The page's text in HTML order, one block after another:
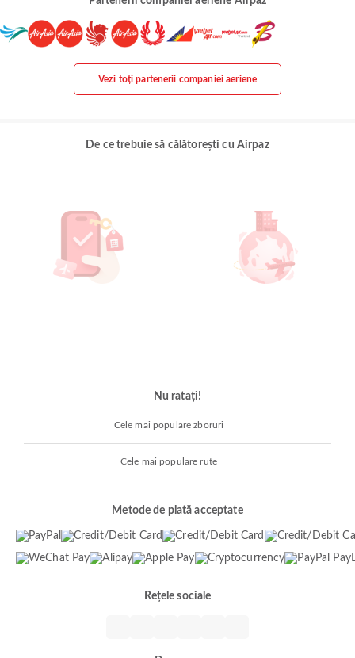
Vezi toți partenerii companiei aeriene
De ce trebuie să călătorești cu Airpaz
Nu ratați!
Cele mai populare zboruri
Cele mai populare rute
Metode de plată acceptate
Rețele sociale